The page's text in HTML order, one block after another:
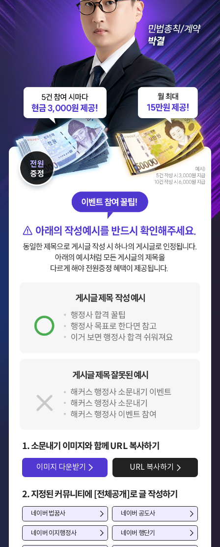
1. 소문내기 이미지와 함께 URL 복사하기
이미지 다운받기 URL 복사하기
2. 지정된 커뮤니티에 [전체공개]로 글 작성하기
네이버 법꿈사 네이버 공도사
네이버 이지행정사 네이버 행단기